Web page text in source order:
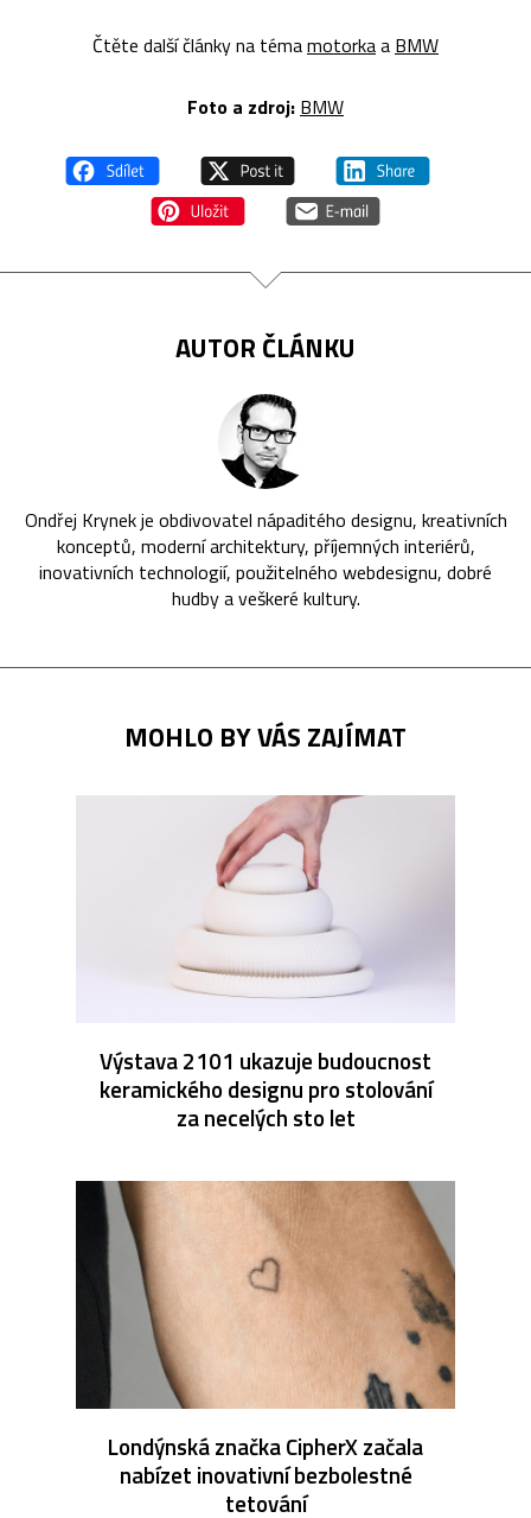
Čtěte další články na témamotorkaa BMW
Foto a zdroj: BMW
AUTOR ČLÁNKU
Ondřej Krynek je obdivovatel nápaditého designu, kreativních
konceptů, moderní architektury, příjemných interiérů,
inovativních technologií, použitelného webdesignu, dobré
hudby a veškeré kultury.
MOHLO BY VÁS ZAJÍMAT
Výstava 2101 ukazuje budoucnost
keramického designu pro stolování
za necelých sto let
Londýnská značka CipherX začala
nabízet inovativní bezbolestné
tetování